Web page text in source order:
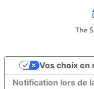
Notification lors de
Vos choix en